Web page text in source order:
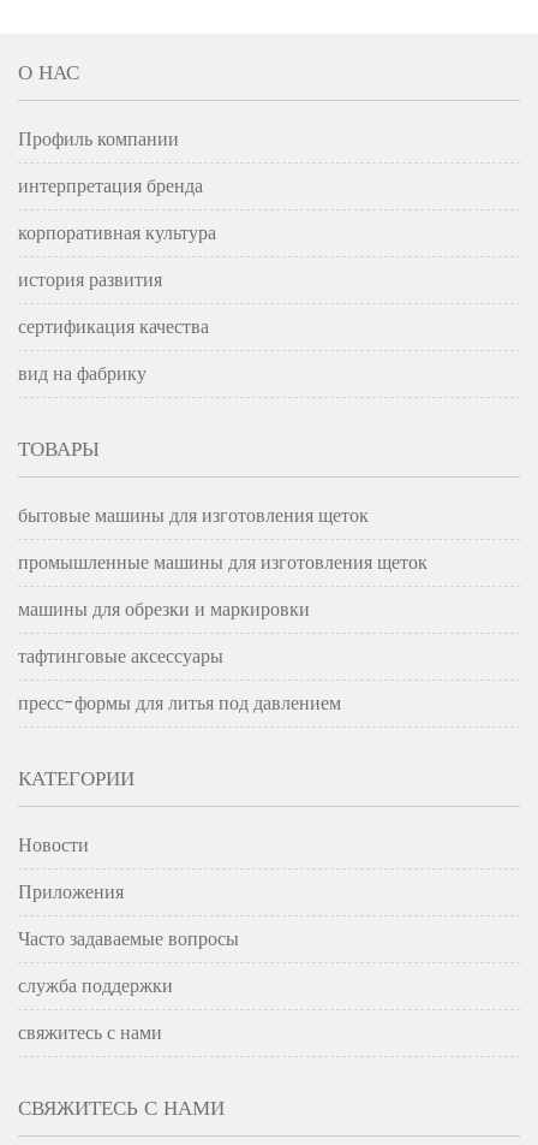
О НАС
Профиль компании
интерпретация бренда
корпоративная культура
история развития
сертификация качества
вид на фабрику
ТОВАРЫ
бытовые машины для изготовления щеток
промышленные машины для изготовления щеток
машины для обрезки и маркировки
тафтинговые аксессуары
пресс-формы для литья под давлением
КАТЕГОРИИ
Новости
Приложения
Часто задаваемые вопросы
служба поддержки
свяжитесь с нами
СВЯЖИТЕСЬ С НАМИ